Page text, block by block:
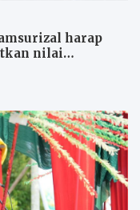
harap
nilai